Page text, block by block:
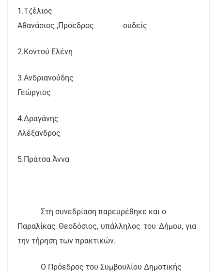
1.Τζέλιος
Αθανάσιος ,Πρόεδρος
ουδείς
2.Κοντού Ελένη
3.Ανδριανούδης
Γεώργιος
4.Δραγάνης
Αλέξανδρος
5.Πράτσα Άννα
Στη συνεδρίαση παρευρέθηκε και ο
Παραλίκας Θεοδόσιος, υπάλληλος του Δήμου, για
την τήρηση των πρακτικών.
Ο Πρόεδρος του Συμβουλίου Δημοτικής